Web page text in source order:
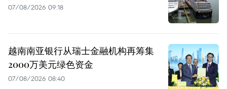
07/08/2026 09:18
越南南亚银行从瑞士金融机构再筹集
2000万美元绿色资金
07/08/2026 08:40